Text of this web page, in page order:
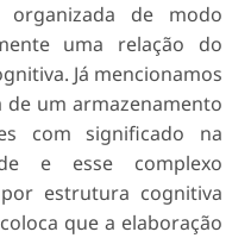
organizada de modo
uma relação do
Já mencionamos
um armazenamento
com significado na
e esse complexo
estrutura cognitiva
que a elaboração